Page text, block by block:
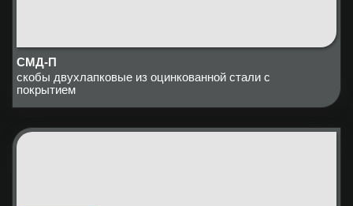
СМД-П
скобы двухлапковые из оцинкованной стали с
покрытием